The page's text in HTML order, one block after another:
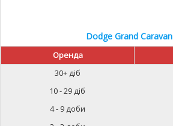
Dodge Grand Caravan
Оренда
30+ діб
10 - 29 діб
4 - 9 доби